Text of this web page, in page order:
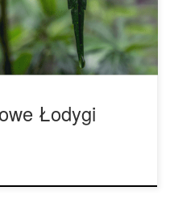
przyczyny czerwonych i
Łodygi